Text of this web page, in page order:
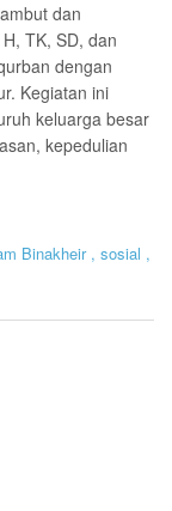
dan
TK, SD, dan
dengan
Kegiatan ini
keluarga besar
kepedulian
Binakheir , sosial ,